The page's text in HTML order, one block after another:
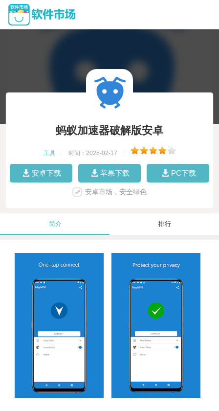
蚂蚁加速器破解版安卓
工具 时间：2025-02-17
安卓下载 苹果下载 PC下载
安卓市场，安全绿色
简介 排行